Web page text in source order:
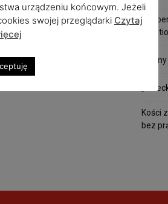
Kości
bez
urządzeniu końcowym. Jeżeli
swojej przeglądarki Czytaj